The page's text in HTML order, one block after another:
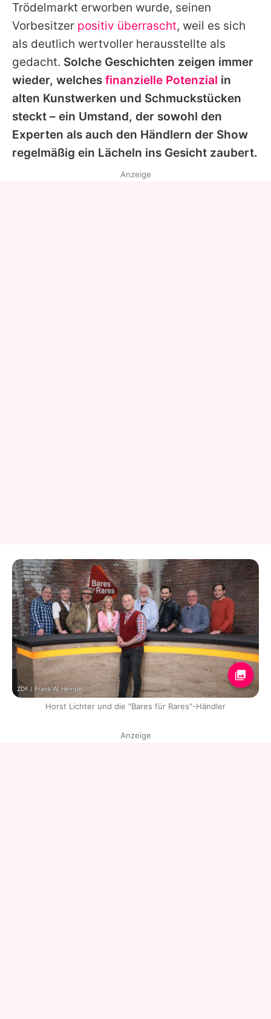
Trödelmarkt erworben wurde, seinen
Vorbesitzer positiv überrascht, weil es sich
als deutlich wertvoller herausstellte als
gedacht. Solche Geschichten zeigen immer
wieder, welches finanzielle Potenzial in
alten Kunstwerken und Schmuckstücken
steckt – ein Umstand, der sowohl den
Experten als auch den Händlern der Show
regelmäßig ein Lächeln ins Gesicht zaubert.
Anzeige
ZDF / Frank W. Hempel
Horst Lichter und die "Bares für Rares"-Händler
Anzeige